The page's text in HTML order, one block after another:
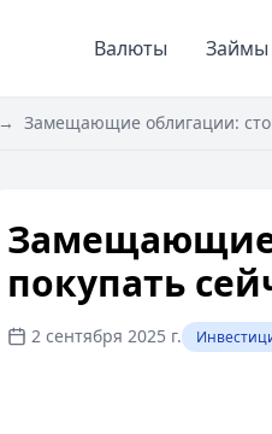
Валюты Займы
→ Замещающие облигации:
Замещающие
покупать
2 сентября 2025 г.